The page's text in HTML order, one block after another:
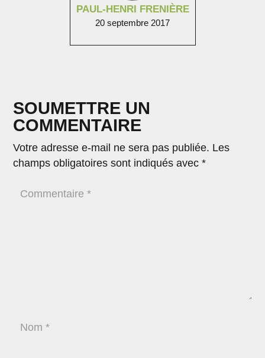
PAUL-HENRI FRENIÈRE
20 septembre 2017
SOUMETTRE UN
COMMENTAIRE
Votre adresse e-mail ne sera pas publiée. Les
champs obligatoires sont indiqués avec*